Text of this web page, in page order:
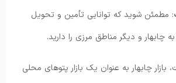
: مطمئن شوید که توانایی تأمین و تحویل
چابهار و دیگر مناطق مرزی را دارید.
بازار چابهار به عنوان یک بازار پتوهای محلی